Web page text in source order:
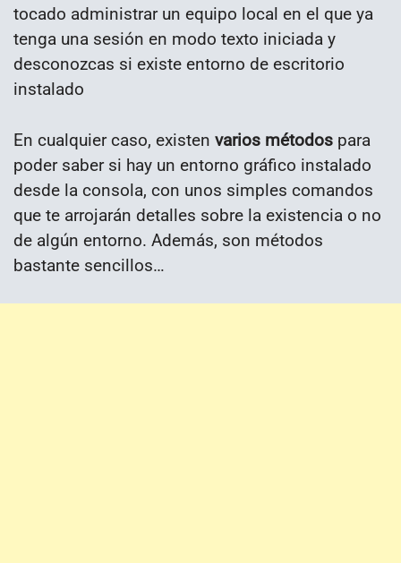
tocado administrar un equipo local en el que ya
tenga una sesión en modo texto iniciada y
desconozcas si existe entorno de escritorio
instalado
En cualquier caso, existen varios métodos para
poder saber si hay un entorno gráfico instalado
desde la consola, con unos simples comandos
que te arrojarán detalles sobre la existencia o no
de algún entorno. Además, son métodos
bastante sencillos…